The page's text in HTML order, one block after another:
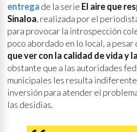
entrega de la serie El aire que
Sinaloa, realizada por el
para provocar la introspección
poco abordado en lo local, a pesar
que ver con la calidad de vida y
obstante que a las autoridades
municipales les resulta
inversión para atender el
las desidias.